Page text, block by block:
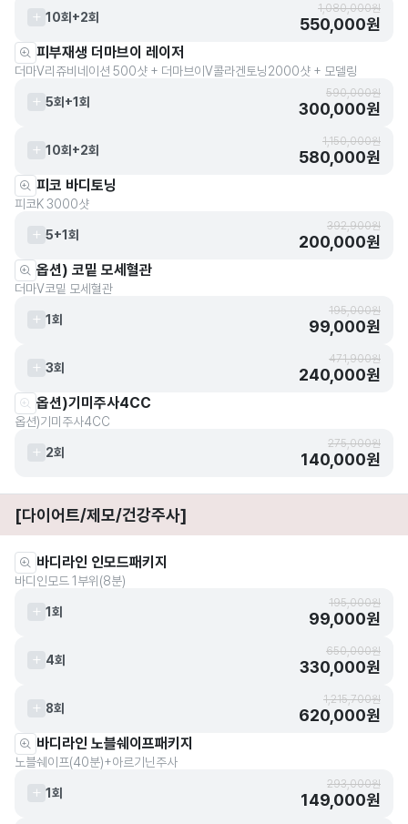
10회+2회
1,080,000원
550,000원
피부재생 더마브이 레이저
더마V리쥬비네이션 500샷 + 더마브이V콜라겐토닝2000샷 + 모델링
5회+1회
590,000원
300,000원
10회+2회
1,150,000원
580,000원
피코 바디토닝
피코K 3000샷
5+1회
392,900원
200,000원
옵션) 코밑 모세혈관
더마V코밑 모세혈관
1회
195,000원
99,000원
3회
471,900원
240,000원
옵션)기미주사4CC
옵션)기미주사4CC
2회
275,000원
140,000원
[다이어트/제모/건강주사]
바디라인 인모드패키지
바디인모드 1부위(8분)
1회
195,000원
99,000원
4회
650,000원
330,000원
8회
1,215,700원
620,000원
바디라인 노블쉐이프패키지
노블쉐이프(40분)+아르기닌주사
1회
293,000원
149,000원